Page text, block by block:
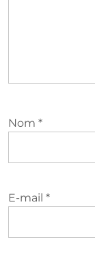
Nom *
E-mail *